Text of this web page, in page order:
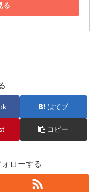
る
はてブ
コピー
ローする